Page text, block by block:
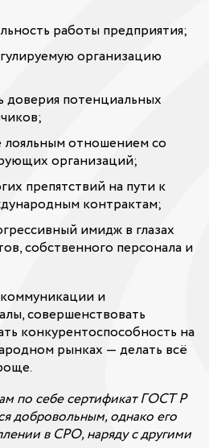
работы предприятия;
организацию
доверия потенциальных
лояльным отношением со
организаций;
препятствий на пути к
контрактам;
имидж в глазах
собственного персонала и
и
совершенствовать
конкурентоспособность на
рынках — делать всё
по себе сертификат ГОСТ Р
добровольным, однако его
в СРО, наряду с другими